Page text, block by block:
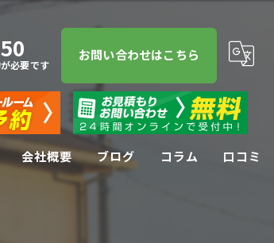
必要です
お問い合わせはこちら
会社概要 ブログ コラム 口コミ